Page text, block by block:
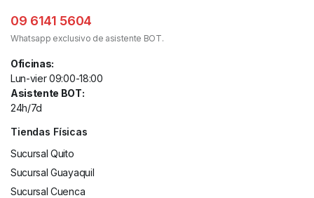
09 6141 5604
Whatsapp exclusivo de asistente BOT.
Oficinas:
Lun-vier 09:00-18:00
Asistente BOT:
24h/7d
Tiendas Físicas
Sucursal Quito
Sucursal Guayaquil
Sucursal Cuenca